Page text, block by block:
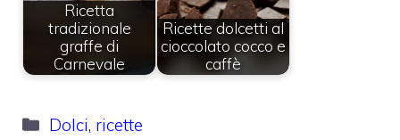
Ricetta
tradizionale
graffe di
Carnevale
Ricette dolcetti al
cioccolato cocco e
caffè
Categorie
Dolci, ricette